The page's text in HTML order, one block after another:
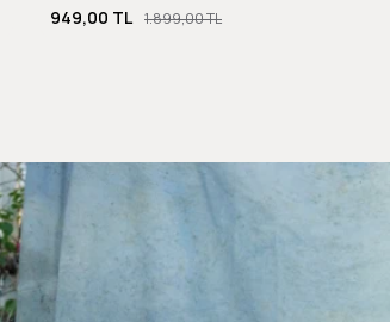
949,00 TL 1.899,00 TL